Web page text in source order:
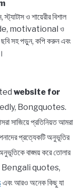
ও শায়েরীর বিশাল
motivational ও
সহ পড়ুন, কপি করুন এবং
website for
Bongquotes.
সাজিয়ে প্রতিনিয়ত আমরা
প্রত্যেকটি অনুভূতির
বাঙ্ময় করে তোলার
Bengali quotes,
এবং আরও অনেক কিছু যা